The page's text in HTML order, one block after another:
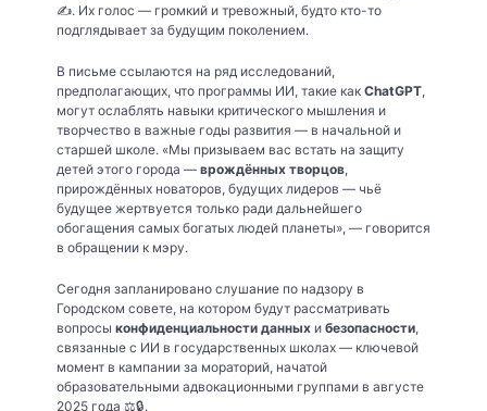
✍️. Их голос — громкий и тревожный, будто кто-то
подглядывает за будущим поколением.
В письме ссылаются на ряд исследований,
предполагающих, что программы ИИ, такие как ChatGPT,
могут ослаблять навыки критического мышления и
творчество в важные годы развития — в начальной и
старшей школе. «Мы призываем вас встать на защиту
детей этого города — врождённых творцов,
прирождённых новаторов, будущих лидеров — чьё
будущее жертвуется только ради дальнейшего
обогащения самых богатых людей планеты», — говорится
в обращении к мэру.
Сегодня запланировано слушание по надзору в
Городском совете, на котором будут рассматривать
вопросы конфиденциальности данных и безопасности,
связанные с ИИ в государственных школах — ключевой
момент в кампании за мораторий, начатой
образовательными адвокационными группами в августе
2025 года ⚖️🔒.